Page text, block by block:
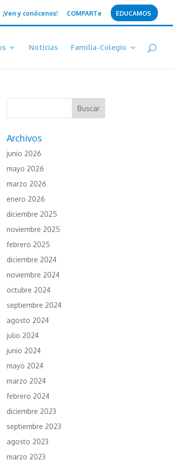
¡Ven y conócenos! COMPARTe EDUCAMOS
Noticias Familia-Colegio
Archivos
junio 2026
mayo 2026
marzo 2026
enero 2026
diciembre 2025
noviembre 2025
febrero 2025
diciembre 2024
noviembre 2024
octubre 2024
septiembre 2024
agosto 2024
julio 2024
junio 2024
mayo 2024
marzo 2024
febrero 2024
diciembre 2023
septiembre 2023
agosto 2023
marzo 2023